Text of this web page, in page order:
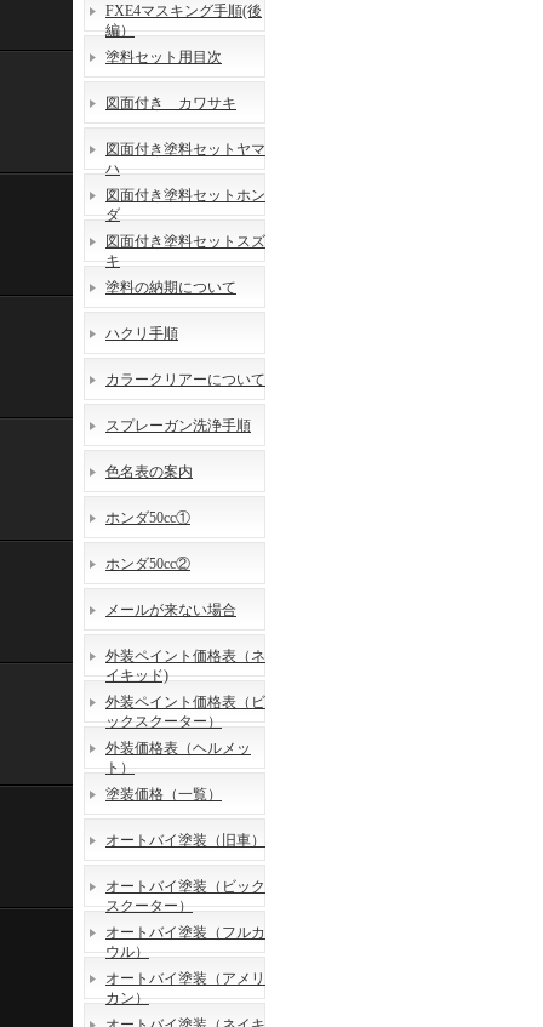
FXE4マスキング手順(後
編）
塗料セット用目次
図面付き カワサキ
図面付き塗料セットヤマ
ハ
図面付き塗料セットホン
ダ
図面付き塗料セットスズ
キ
塗料の納期について
ハクリ手順
カラークリアーについて
スプレーガン洗浄手順
色名表の案内
ホンダ50cc①
ホンダ50cc②
メールが来ない場合
外装ペイント価格表（ネ
イキッド)
外装ペイント価格表（ビ
ックスクーター）
外装価格表（ヘルメッ
ト）
塗装価格（一覧）
オートバイ塗装（旧車）
オートバイ塗装（ビック
スクーター）
オートバイ塗装（フルカ
ウル）
オートバイ塗装（アメリ
カン）